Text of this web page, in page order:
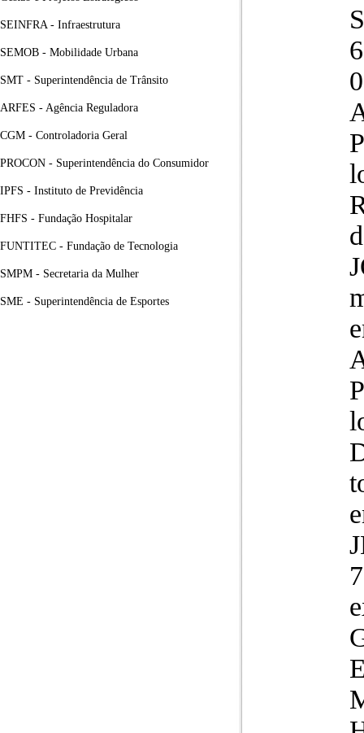
SEINFRA - Infraestrutura
SEMOB - Mobilidade Urbana
SMT - Superintendência de Trânsito
ARFES - Agência Reguladora
CGM - Controladoria Geral
PROCON - Superintendência do Consumidor
IPFS - Instituto de Previdência
FHFS - Fundação Hospitalar
FUNTITEC - Fundação de Tecnologia
SMPM - Secretaria da Mulher
SME - Superintendência de Esportes